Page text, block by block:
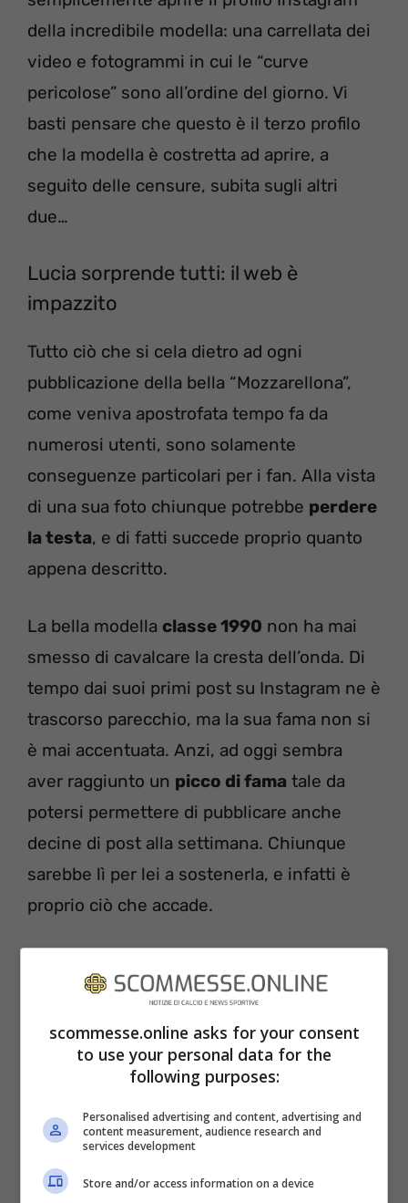
della incredibile modella: una carrellata dei
video e fotogrammi in cui le “curve
pericolose” sono all’ordine del giorno. Vi
basti pensare che questo è il terzo profilo
che la modella è costretta ad aprire, a
seguito delle censure, subita sugli altri
due…
Lucia sorprende tutti: il web è
impazzito
Tutto ciò che si cela dietro ad ogni
pubblicazione della bella “Mozzarellona”,
come veniva apostrofata tempo fa da
numerosi utenti, sono solamente
conseguenze particolari per i fan. Alla vista
di una sua foto chiunque potrebbe perdere
la testa, e di fatti succede proprio quanto
appena descritto.
La bella modella classe 1990 non ha mai
smesso di cavalcare la cresta dell’onda. Di
tempo dai suoi primi post su Instagram ne è
trascorso parecchio, ma la sua fama non si
è mai accentuata. Anzi, ad oggi sembra
aver raggiunto un picco di fama tale da
potersi permettere di pubblicare anche
decine di post alla settimana. Chiunque
sarebbe lì per lei a sostenerla, e infatti è
proprio ciò che accade.
Partecipazioni televisive, commenti
scommesse.online asks for your consent
to use your personal data for the
following purposes:
Personalised advertising and content, advertising and
content measurement, audience research and
services development
Store and/or access information on a device